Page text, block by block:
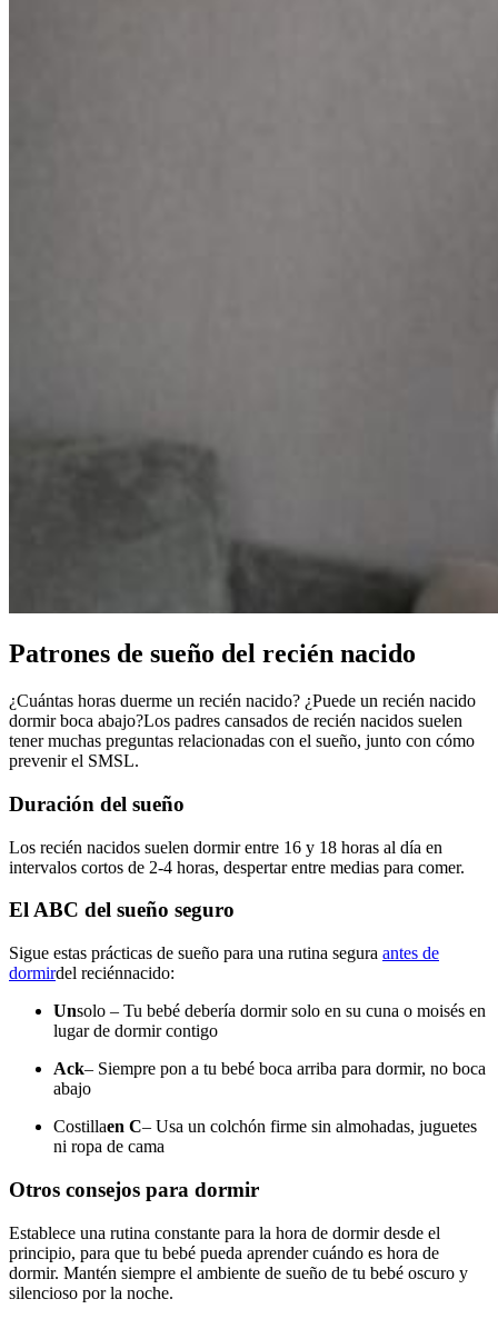
Patrones de sueño del recién nacido
¿Cuántas horas duerme un recién nacido? ¿Puede un recién nacido
dormir boca abajo?Los padres cansados de recién nacidos suelen
tener muchas preguntas relacionadas con el sueño, junto con cómo
prevenir el SMSL.
Duración del sueño
Los recién nacidos suelen dormir entre 16 y 18 horas al día en
intervalos cortos de 2-4 horas, despertar entre medias para comer.
El ABC del sueño seguro
Sigue estas prácticas de sueño para una rutina segura antes de
dormirdel reciénnacido:
Unsolo – Tu bebé debería dormir solo en su cuna o moisés en
lugar de dormir contigo
Ack– Siempre pon a tu bebé boca arriba para dormir, no boca
abajo
Costillaen C– Usa un colchón firme sin almohadas, juguetes
ni ropa de cama
Otros consejos para dormir
Establece una rutina constante para la hora de dormir desde el
principio, para que tu bebé pueda aprender cuándo es hora de
dormir. Mantén siempre el ambiente de sueño de tu bebé oscuro y
silencioso por la noche.